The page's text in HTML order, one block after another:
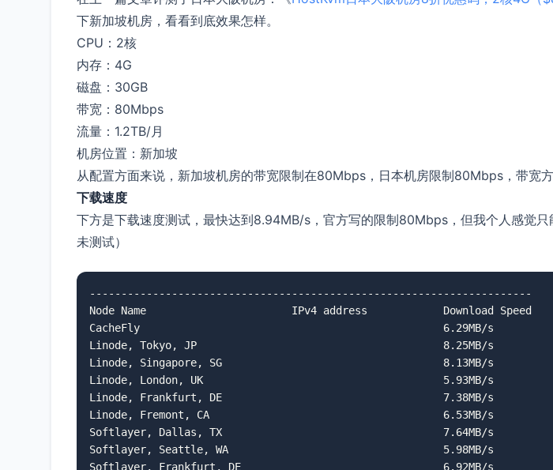
下新加坡机房，看看到底效果怎样。
CPU：2核
内存：4G
磁盘：30GB
带宽：80Mbps
流量：1.2TB/月
机房位置：新加坡
从配置方面来说，新加坡机房的带宽限制在80Mbps，日本机房限制80Mbps，带宽方
下载速度
下方是下载速度测试，最快达到8.94MB/s，官方写的限制80Mbps，但我个人感觉
未测试）
----------------------------------------------------------------------
Node Name                       IPv4 address            Download Speed
CacheFly                                                6.29MB/s
Linode, Tokyo, JP                                       8.25MB/s
Linode, Singapore, SG                                   8.13MB/s
Linode, London, UK                                      5.93MB/s
Linode, Frankfurt, DE                                   7.38MB/s
Linode, Fremont, CA                                     6.53MB/s
Softlayer, Dallas, TX                                   7.64MB/s
Softlayer, Seattle, WA                                  5.98MB/s
Softlayer, Frankfurt, DE                                6.92MB/s